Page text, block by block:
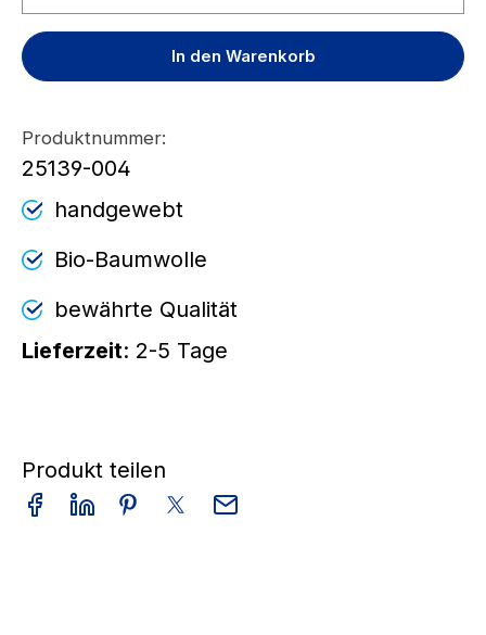
In den Warenkorb
Produktnummer:
25139-004
handgewebt
Bio-Baumwolle
bewährte Qualität
Lieferzeit: 2-5 Tage
Produkt teilen